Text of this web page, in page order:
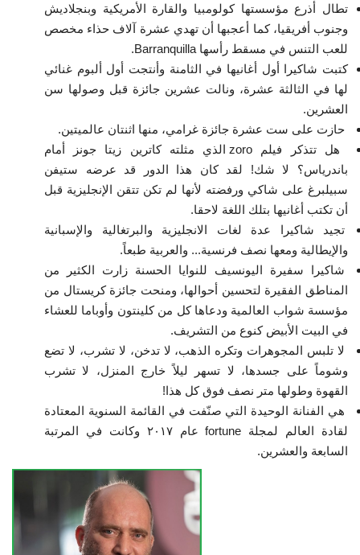
الفيديوهات
الشركاء
Gallery
تطال أذرع مؤسستها كولومبيا والقارة الأمريكية وبنجلاديش
وجنوب أفريقيا، كما أعجبها أن تهدي عشرة آلاف حذاء مخصص
للعب التنس في مسقط رأسها Barranquilla.
كتبت شاكيرا أول أغانيها في الثامنة وأنتجت أول ألبوم غنائي
لها في الثالثة عشرة، ونالت عشرين جائزة قبل وصولها سن
العشرين.
حازت على ست عشرة جائزة غرامي، منها اثنتان عالميتين.
هل تتذكر فيلم zoro الذي مثلته كاترين زيتا جونز أمام
باندرياس؟ لا شك! لقد كان هذا الدور قد عرضه ستيفن
سبيلبرغ على شاكي ورفضته لأنها لم تكن تتقن الإنجليزية قبل
أن تكتب أغانيها بتلك اللغة لاحقا.
تجيد شاكيرا عدة لغات الانجليزية والبرتغالية والإسبانية
والإيطالية ومعها نصف فرنسية... والعربية طبعاً.
شاكيرا سفيرة اليونسيف للنوايا الحسنة زارت الكثير من
المناطق الفقيرة لتحسين أحوالها، ومنحت جائزة كريستال من
مؤسسة شواب العالمية ودعاها كل من كلينتون وأوباما للعشاء
في البيت الأبيض كنوع من التشريف.
لا تلبس المجوهرات وتكره الذهب، لا تدخن، لا تشرب، لا تضع
وشوماً على جسدها، لا تسهر ليلاً خارج المنزل، لا تشرب
القهوة وطولها متر نصف فوق كل هذا!
هي الفنانة الوحيدة التي صنّفت في القائمة السنوية المعتادة
لقادة العالم لمجلة fortune عام ٢٠١٧ وكانت في المرتبة
السابعة والعشرين.